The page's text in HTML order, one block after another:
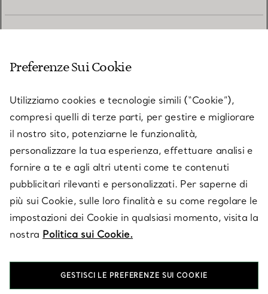
SU TIFFANY & CO.
LEGALE
SEGUICI
Preferenze Sui Cookie
Utilizziamo cookies e tecnologie simili (“Cookie”),
compresi quelli di terze parti, per gestire e migliorare
il nostro sito, potenziarne le funzionalità,
personalizzare la tua esperienza, effettuare analisi e
fornire a te e agli altri utenti come te contenuti
pubblicitari rilevanti e personalizzati. Per saperne di
più sui Cookie, sulle loro finalità e su come regolare le
impostazioni dei Cookie in qualsiasi momento, visita la
nostra Politica sui Cookie.
GESTISCI LE PREFERENZE SUI COOKIE